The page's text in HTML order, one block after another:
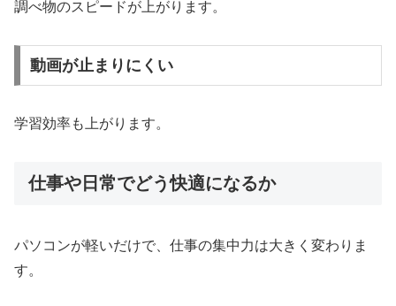
調べ物のスピードが上がります。
動画が止まりにくい
学習効率も上がります。
仕事や日常でどう快適になるか
パソコンが軽いだけで、仕事の集中力は大きく変わりま
す。